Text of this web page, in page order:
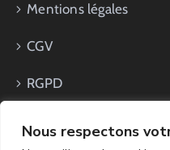
Nous respectons
Mentions légales
CGV
RGPD